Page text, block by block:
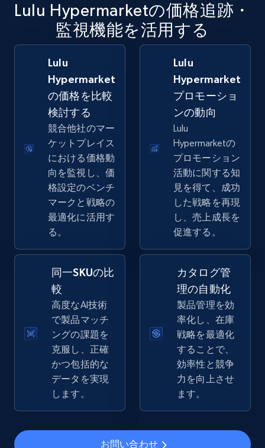
Seller id, URL, Seller name, Description, Detailed
info, Stars, Feedbacks, Return policy, and more.
eBay
URL, Product id, Title, Seller name, Seller rating,
Seller reviews, Breadcrumbs, Root category, and
more.
2.5K+ 359+ 今すぐ始める
eBay - Gather data on products using
URL, Product id, Title, Seller name, Seller rating,
Seller reviews, Breadcrumbs, Root category, and
more.
2.5K+ 359+ 今すぐ始める
eBay - Collect products from shops on eBay
Seller reviews, Breadcrumbs, Root category, and
Lulu Hypermarketの価格追跡・
監視機能を活用する
Lulu
Hypermarket
の価格を比較
検討する
競合他社のマー
ケットプレイス
における価格動
向を監視し、価
格設定のベンチ
マークと戦略の
最適化に活用す
る。
Lulu
Hypermarket
プロモーショ
ンの動向
Lulu
Hypermarketの
プロモーション
活動に関する知
見を得て、成功
した戦略を再現
し、売上成長を
促進する。
同一SKUの比
較
高度なAI技術
で製品マッチ
ングの課題を
克服し、正確
かつ包括的な
データを実現
します。
カタログ管
理の自動化
製品管理を効
率化し、在庫
戦略を最適化
することで、
効率性と競争
力を向上させ
ます。
お問い合わせ